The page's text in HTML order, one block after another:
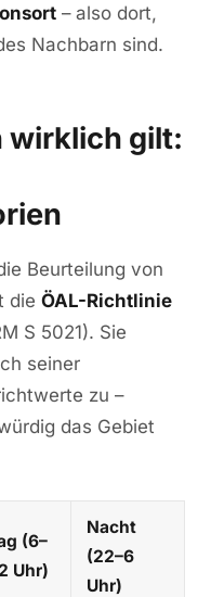
– also dort,
Nachbarn sind.
wirklich gilt:
Beurteilung von
die ÖAL-Richtlinie
S 5021). Sie
seiner
zu –
das Gebiet
(6–
Uhr)
Nacht
(22–6
Uhr)